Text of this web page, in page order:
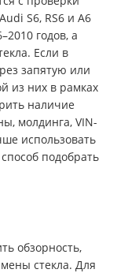
S6, RS6 и A6
годов, а
Если в
запятую или
из них в рамках
наличие
молдинга, VIN-
использовать
подобрать
обзорность,
стекла. Для